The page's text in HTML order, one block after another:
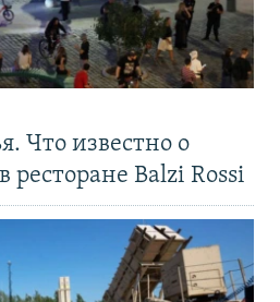
Что известно о
ресторане Balzi Rossi